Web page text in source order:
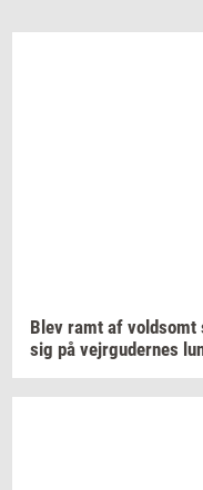
Blev ramt af vold­somt
sig på vej­r­g­u­der­nes